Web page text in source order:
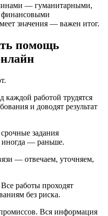
— гуманитарными,
значения — важен итог.
помощь
работой трудятся
и доводят результат
задания
иногда — раньше.
— отвечаем, уточняем,
работы проходят
без риска.
Вся информация